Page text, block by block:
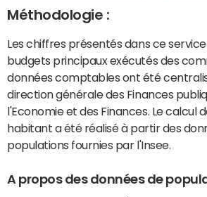
Méthodologie :
Les chiffres présentés dans ce
budgets principaux exécutés des
données comptables ont été
direction générale des Finances
l'Economie et des Finances. Le calcul
habitant a été réalisé à partir des
populations fournies par l'Insee.
A propos des données de